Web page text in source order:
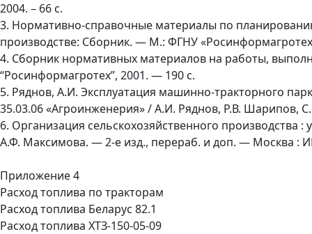
2004. – 66 с.
3. Нормативно-справочные материалы по
производстве: Сборник. — М.: ФГНУ
4. Сборник нормативных материалов на работы,
“Росинформагротех”, 2001. — 190 с.
5. Ряднов, А.И. Эксплуатация машинно-тракторного
35.03.06 «Агроинженерия» / А.И. Ряднов, Р.В. Шарипов,
6. Организация сельскохозяйственного производства
А.Ф. Максимова. — 2-е изд., перераб. и доп. — Москва :
Приложение 4
Расход топлива по тракторам
Расход топлива Беларус 82.1
Расход топлива ХТЗ-150-05-09